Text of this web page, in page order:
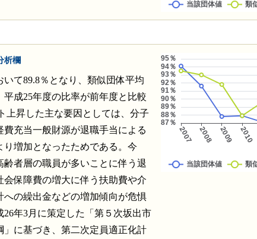
析欄
いて89.8％となり、類似団体平均
平成25年度の比率が前年度と比較
上昇した主な要因としては、分子
費充当一般財源が退職手当による
り増加となったためである。今
齢者層の職員が多いことに伴う退
会保障費の増大に伴う扶助費や介
への繰出金などの増加傾向が危惧
26年3月に策定した「第５次坂出市
」に基づき、第二次定員適正化計